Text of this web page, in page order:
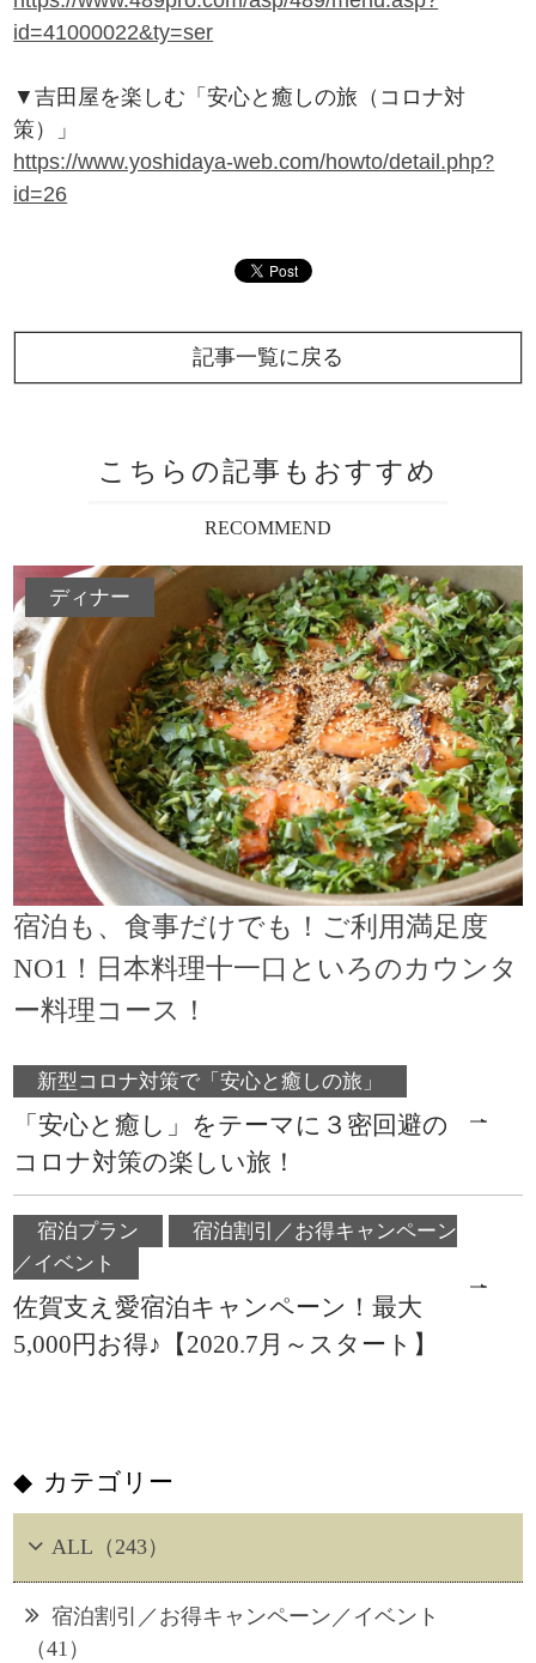
id=41000022&ty=ser
▼吉田屋を楽しむ「安心と癒しの旅（コロナ対
策）」
https://www.yoshidaya-web.com/howto/detail.php?
id=26
記事一覧に戻る
こちらの記事もおすすめ
RECOMMEND
ディナー
宿泊も、食事だけでも！ご利用満足度
NO1！日本料理十一口といろのカウンタ
ー料理コース！
新型コロナ対策で「安心と癒しの旅」
「安心と癒し」をテーマに３密回避の
コロナ対策の楽しい旅！
宿泊プラン
宿泊割引／お得キャンペーン
／イベント
佐賀支え愛宿泊キャンペーン！最大
5,000円お得♪【2020.7月～スタート】
カテゴリー
ALL（243）
宿泊割引／お得キャンペーン／イベント
（41）